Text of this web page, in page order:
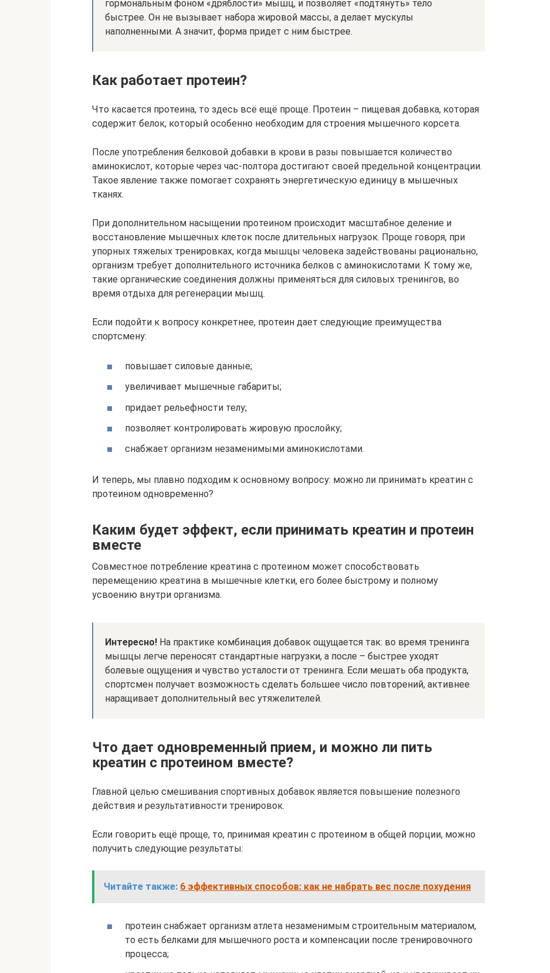
гормональным фоном «дряблости» мышц, и позволяет «подтянуть» тело
быстрее. Он не вызывает набора жировой массы, а делает мускулы
наполненными. А значит, форма придет с ним быстрее.
Как работает протеин?
Что касается протеина, то здесь всё ещё проще. Протеин – пищевая добавка, которая
содержит белок, который особенно необходим для строения мышечного корсета.
После употребления белковой добавки в крови в разы повышается количество
аминокислот, которые через час-полтора достигают своей предельной концентрации.
Такое явление также помогает сохранять энергетическую единицу в мышечных
тканях.
При дополнительном насыщении протеином происходит масштабное деление и
восстановление мышечных клеток после длительных нагрузок. Проще говоря, при
упорных тяжелых тренировках, когда мышцы человека задействованы рационально,
организм требует дополнительного источника белков с аминокислотами. К тому же,
такие органические соединения должны применяться для силовых тренингов, во
время отдыха для регенерации мышц.
Если подойти к вопросу конкретнее, протеин дает следующие преимущества
спортсмену:
повышает силовые данные;
увеличивает мышечные габариты;
придает рельефности телу;
позволяет контролировать жировую прослойку;
снабжает организм незаменимыми аминокислотами.
И теперь, мы плавно подходим к основному вопросу: можно ли принимать креатин с
протеином одновременно?
Каким будет эффект, если принимать креатин и протеин
вместе
Совместное потребление креатина с протеином может способствовать
перемещению креатина в мышечные клетки, его более быстрому и полному
усвоению внутри организма.
Интересно! На практике комбинация добавок ощущается так: во время тренинга
мышцы легче переносят стандартные нагрузки, а после – быстрее уходят
болевые ощущения и чувство усталости от тренинга. Если мешать оба продукта,
спортсмен получает возможность сделать большее число повторений, активнее
наращивает дополнительный вес утяжелителей.
Что дает одновременный прием, и можно ли пить
креатин с протеином вместе?
Главной целью смешивания спортивных добавок является повышение полезного
действия и результативности тренировок.
Если говорить ещё проще, то, принимая креатин с протеином в общей порции, можно
получить следующие результаты:
Читайте также: 6 эффективных способов: как не набрать вес после похудения
протеин снабжает организм атлета незаменимым строительным материалом,
то есть белками для мышечного роста и компенсации после тренировочного
процесса;